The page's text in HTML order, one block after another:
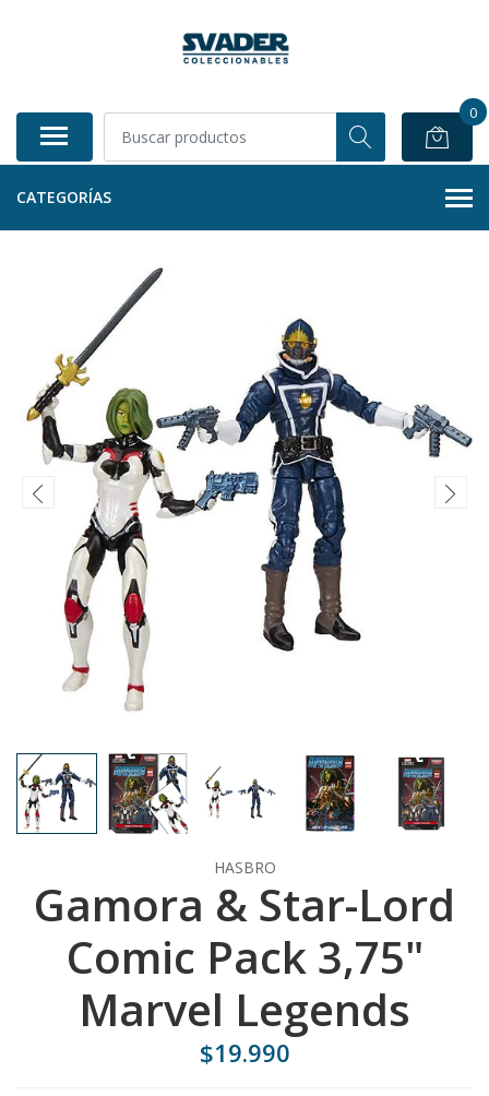
0
CATEGORÍAS
HASBRO
Gamora & Star-Lord
Comic Pack 3,75"
Marvel Legends
$19.990